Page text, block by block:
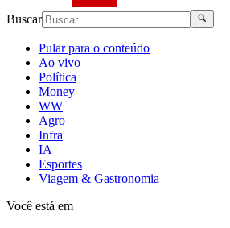
Buscar
Pular para o conteúdo
Ao vivo
Política
Money
WW
Agro
Infra
IA
Esportes
Viagem & Gastronomia
Você está em